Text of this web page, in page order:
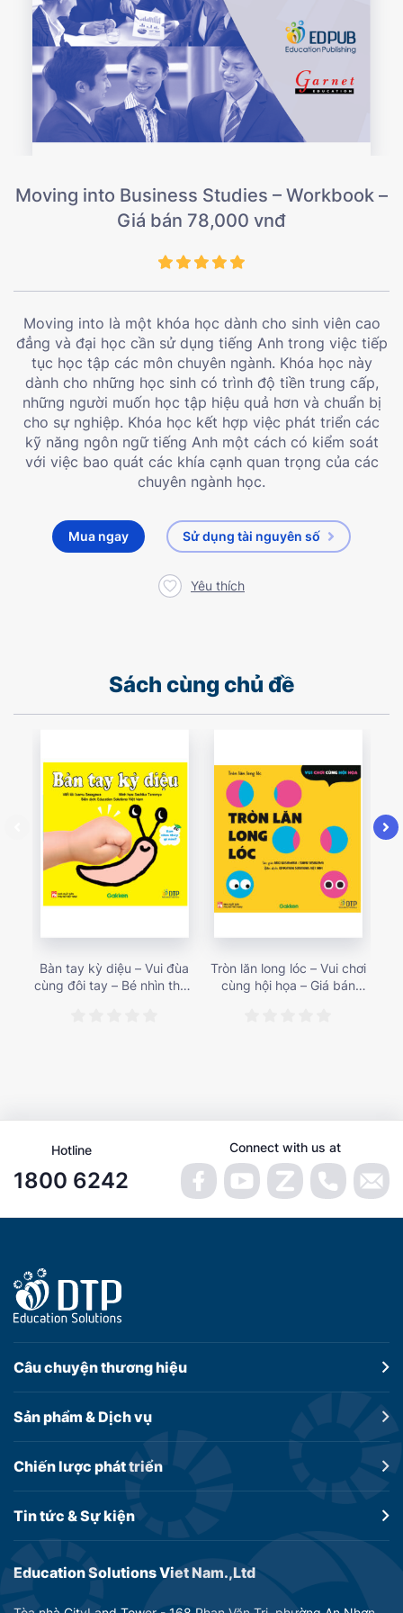
Moving into Business Studies – Workbook –
Giá bán 78,000 vnđ
Moving into là một khóa học dành cho sinh viên cao
đẳng và đại học cần sử dụng tiếng Anh trong việc tiếp
tục học tập các môn chuyên ngành. Khóa học này
dành cho những học sinh có trình độ tiền trung cấp,
những người muốn học tập hiệu quả hơn và chuẩn bị
cho sự nghiệp. Khóa học kết hợp việc phát triển các
kỹ năng ngôn ngữ tiếng Anh một cách có kiểm soát
với việc bao quát các khía cạnh quan trọng của các
chuyên ngành học.
Mua ngay Sử dụng tài nguyên số
Yêu thích
Sách cùng chủ đề
Bàn tay kỳ diệu – Vui đùa
cùng đôi tay – Bé nhìn thấy
Tròn lăn long lóc – Vui chơi
cùng hội họa – Giá bán
Hotline
1800 6242
Connect with us at
Education Solutions Viet Nam.,Ltd
Câu chuyệnthương hiệu
Sản phẩm &Dịch vụ
Chiến lược phát triển
Tin tức &Sự kiện